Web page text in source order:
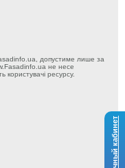
Личный кабинет
допустиме лише за
не несе
користувачі ресурсу.